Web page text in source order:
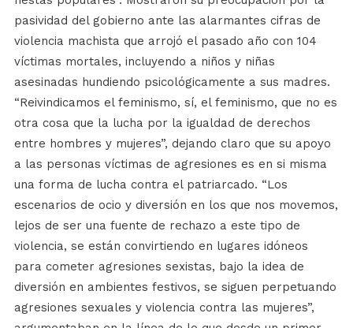
pasividad del gobierno ante las alarmantes cifras de
violencia machista que arrojó el pasado año con 104
víctimas mortales, incluyendo a niños y niñas
asesinadas hundiendo psicológicamente a sus madres.
“Reivindicamos el feminismo, sí, el feminismo, que no es
otra cosa que la lucha por la igualdad de derechos
entre hombres y mujeres”, dejando claro que su apoyo
a las personas víctimas de agresiones es en si misma
una forma de lucha contra el patriarcado. “Los
escenarios de ocio y diversión en los que nos movemos,
lejos de ser una fuente de rechazo a este tipo de
violencia, se están convirtiendo en lugares idóneos
para cometer agresiones sexistas, bajo la idea de
diversión en ambientes festivos, se siguen perpetuando
agresiones sexuales y violencia contra las mujeres”,